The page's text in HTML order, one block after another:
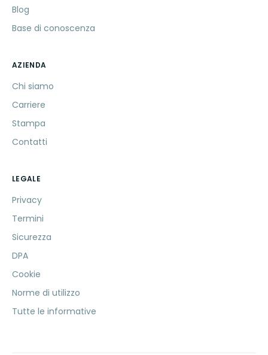
Blog
Base di conoscenza
AZIENDA
Chi siamo
Carriere
Stampa
Contatti
LEGALE
Privacy
Termini
Sicurezza
DPA
Cookie
Norme di utilizzo
Tutte le informative